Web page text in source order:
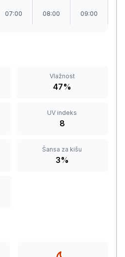
07:00 08:00 09:00
Vlažnost
47%
UV indeks
8
Šansa za kišu
3%